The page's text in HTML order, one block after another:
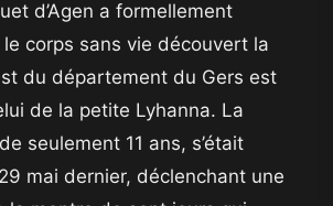
d’Agen a formellement
corps sans vie découvert la
du département du Gers est
de la petite Lyhanna. La
seulement 11 ans, s’était
mai dernier, déclenchant une